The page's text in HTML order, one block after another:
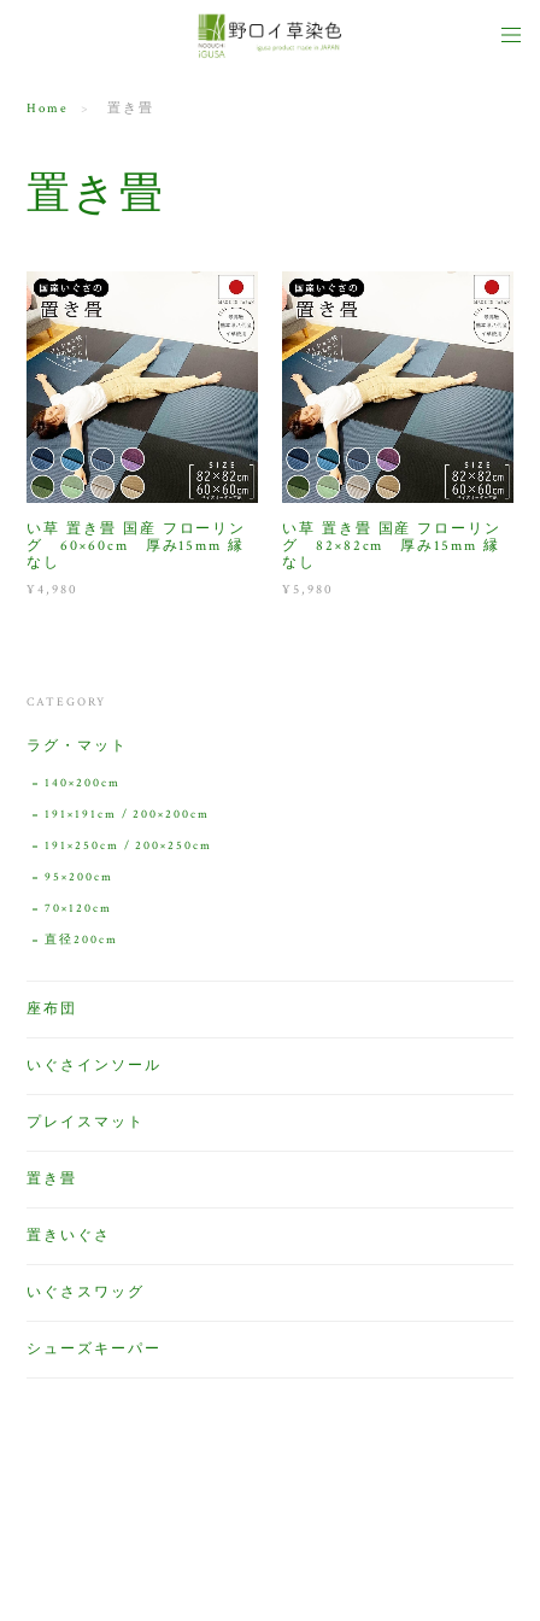
Home 置き畳
置き畳
い草 置き畳 国産 フローリン
グ 60×60cm 厚み15mm 縁
なし
¥4,980
い草 置き畳 国産 フローリン
グ 82×82cm 厚み15mm 縁
なし
¥5,980
CATEGORY
ラグ・マット
140×200cm
191×191cm / 200×200cm
191×250cm / 200×250cm
95×200cm
70×120cm
直径200cm
座布団
いぐさインソール
プレイスマット
置き畳
置きいぐさ
いぐさスワッグ
シューズキーパー